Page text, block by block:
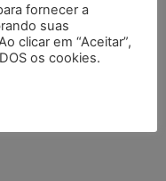
.
fornecer a
suas
clicar em “Aceitar”,
os cookies.